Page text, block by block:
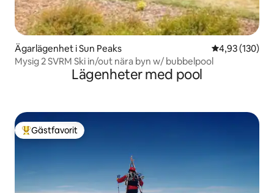
Ägarlägenhet i Sun Peaks 4,93 av 5 i
4,93 (130)
Mysig 2 SVRM Ski in/out nära byn w/ bubbelpool
Lägenheter med pool
Populär gästfavorit
Gästfavorit